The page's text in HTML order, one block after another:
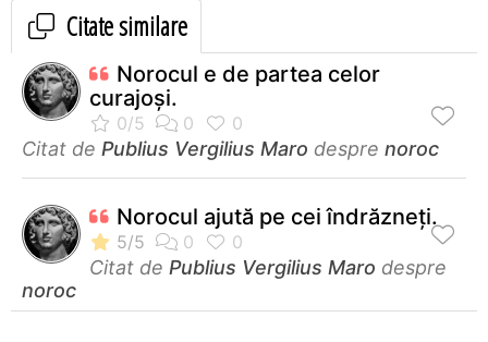
Citate similare
Norocul e de partea celor
curajoşi.
Citat de Publius Vergilius Maro despre noroc
Norocul ajută pe cei îndrăzneți.
Citat de Publius Vergilius Maro despre
noroc